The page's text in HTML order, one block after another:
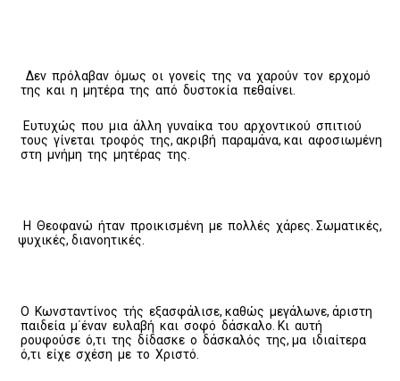
Δεν πρόλαβαν όμως οι γονείς της να χαρούν τον ερχομό
της και η μητέρα της από δυστοκία πεθαίνει.
Ευτυχώς που μια άλλη γυναίκα του αρχοντικού σπιτιού
τους γίνεται τροφός της, ακριβή παραμάνα, και αφοσιωμένη
στη μνήμη της μητέρας της.
Η Θεοφανώ ήταν προικισμένη με πολλές χάρες. Σωματικές,
ψυχικές, διανοητικές.
Ο Κωνσταντίνος τής εξασφάλισε, καθώς μεγάλωνε, άριστη
παιδεία μ΄έναν ευλαβή και σοφό δάσκαλο. Κι αυτή
ρουφούσε ό,τι της δίδασκε ο δάσκαλός της, μα ιδιαίτερα
ό,τι είχε σχέση με το Χριστό.